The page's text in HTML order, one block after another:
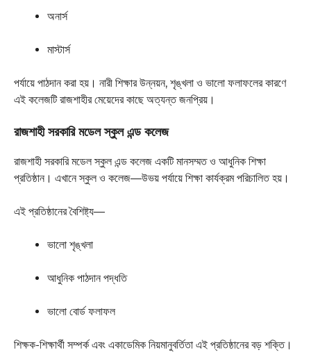
অনার্স
মাস্টার্স
পর্যায়ে পাঠদান করা হয়। নারী শিক্ষার উন্নয়ন, শৃঙ্খলা ও ভালো ফলাফলের কারণে
এই কলেজটি রাজশাহীর মেয়েদের কাছে অত্যন্ত জনপ্রিয়।
রাজশাহী সরকারি মডেল স্কুল এন্ড কলেজ
রাজশাহী সরকারি মডেল স্কুল এন্ড কলেজ একটি মানসম্মত ও আধুনিক শিক্ষা
প্রতিষ্ঠান। এখানে স্কুল ও কলেজ—উভয় পর্যায়ে শিক্ষা কার্যক্রম পরিচালিত হয়।
এই প্রতিষ্ঠানের বৈশিষ্ট্য—
ভালো শৃঙ্খলা
আধুনিক পাঠদান পদ্ধতি
ভালো বোর্ড ফলাফল
শিক্ষক-শিক্ষার্থী সম্পর্ক এবং একাডেমিক নিয়মানুবর্তিতা এই প্রতিষ্ঠানের বড় শক্তি।